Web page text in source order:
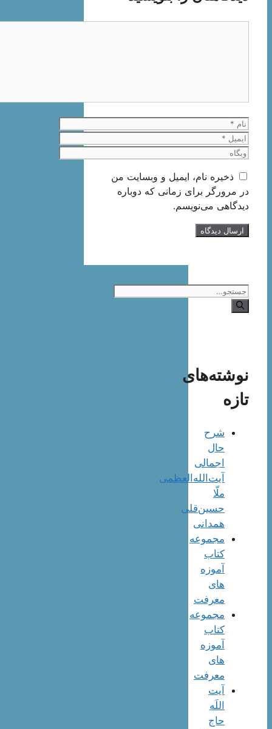
نام
ایمیل
وبگاه
ذخیره نام، ایمیل و وبسایت من
در مرورگر برای زمانی که دوباره
دیدگاهی می‌نویسم.
جستجوی
نوشته‌های
تازه
شرح
حال
اجمالی
آیت‌الله‌العظمی
ملّا
حسین‌قلی
همدانی
مجموعه
کتاب
آموزه
های
معرفت
مجموعه
کتاب
آموزه
های
معرفت
آیت
اللَه
حاج